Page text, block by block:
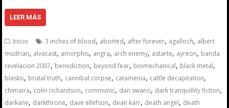
LEER MÁS
Inicio 3 inches of blood, aborted, after forever, agalloch, albert
mudrian, alvacast, amorphis, angra, arch enemy, astarte, ayreon, banda
revelacion 2007, benediction, beyond fear, biomechanical, black metal,
blasko, brutal truth, cannibal corpse, catamenia, cattle decapitation,
chimaira, colin richardson, communic, dan swano, dark tranquillity fiction,
darkane, darkthrone, dave ellefson, dean karr, death angel, death